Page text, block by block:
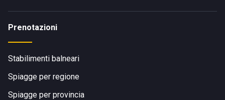
Prenotazioni
Stabilimenti balneari
Spiagge per regione
Spiagge per provincia